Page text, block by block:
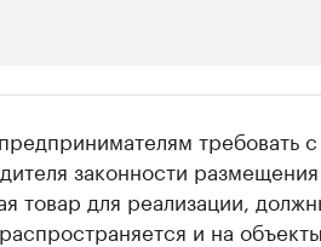
и продавцы медийной
требовать с
законности размещения
товар для реализации,
и на